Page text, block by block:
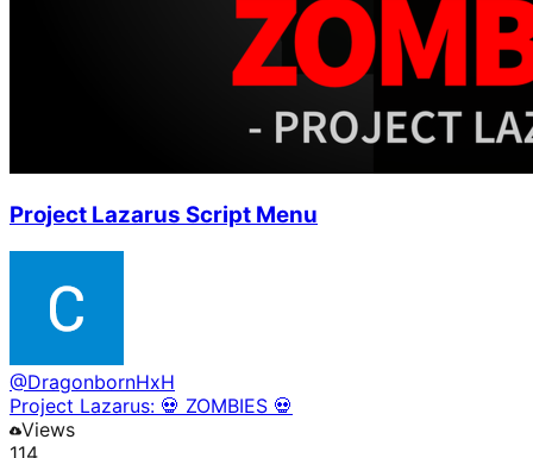
Project Lazarus Script Menu
@DragonbornHxH
Project Lazarus: 💀 ZOMBIES 💀
Views
114